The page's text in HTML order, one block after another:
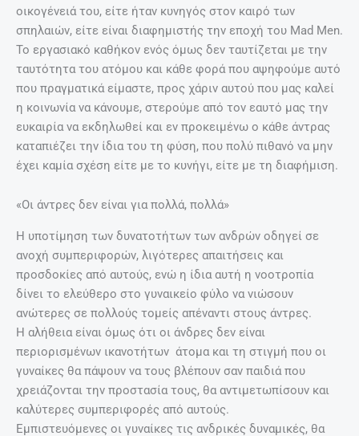
οικογένειά του, είτε ήταν κυνηγός στον καιρό των
σπηλαιών, είτε είναι διαφημιστής την εποχή του Mad Men.
Το εργασιακό καθήκον ενός όμως δεν ταυτίζεται με την
ταυτότητα του ατόμου και κάθε φορά που αψηφούμε αυτό
που πραγματικά είμαστε, προς χάριν αυτού που μας καλεί
η κοινωνία να κάνουμε, στερούμε από τον εαυτό μας την
ευκαιρία να εκδηλωθεί και εν προκειμένω ο κάθε άντρας
καταπιέζει την ίδια του τη φύση, που πολύ πιθανό να μην
έχει καμία σχέση είτε με το κυνήγι, είτε με τη διαφήμιση.
«Οι άντρες δεν είναι για πολλά, πολλά»
Η υποτίμηση των δυνατοτήτων των ανδρών οδηγεί σε
ανοχή συμπεριφορών, λιγότερες απαιτήσεις και
προσδοκίες από αυτούς, ενώ η ίδια αυτή η νοοτροπία
δίνει το ελεύθερο στο γυναικείο φύλο να νιώσουν
ανώτερες σε πολλούς τομείς απέναντι στους άντρες.
Η αλήθεια είναι όμως ότι οι άνδρες δεν είναι
περιορισμένων ικανοτήτων άτομα και τη στιγμή που οι
γυναίκες θα πάψουν να τους βλέπουν σαν παιδιά που
χρειάζονται την προστασία τους, θα αντιμετωπίσουν και
καλύτερες συμπεριφορές από αυτούς.
Εμπιστευόμενες οι γυναίκες τις ανδρικές δυναμικές, θα